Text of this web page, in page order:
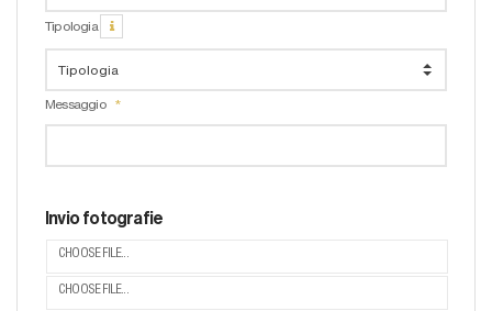
Tipologia
Messaggio
Invio fotografie
CHOOSE FILE...
CHOOSE FILE...